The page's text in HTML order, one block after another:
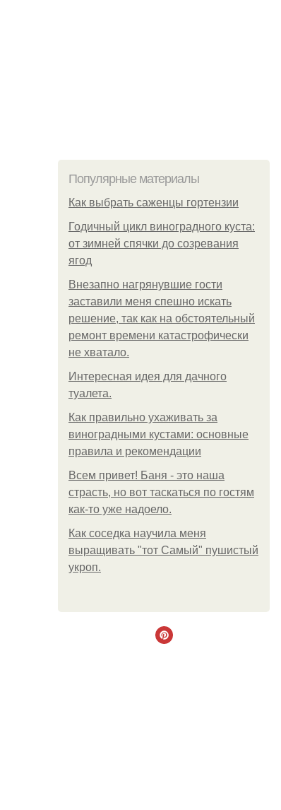
Популярные материалы
Как выбрать саженцы гортензии
Годичный цикл виноградного куста:
от зимней спячки до созревания
ягод
Внезапно нагрянувшие гости
заставили меня спешно искать
решение, так как на обстоятельный
ремонт времени катастрофически
не хватало.
Интересная идея для дачного
туалета.
Как правильно ухаживать за
виноградными кустами: основные
правила и рекомендации
Всем привет! Баня - это наша
страсть, но вот таскаться по гостям
как-то уже надоело.
Как соседка научила меня
выращивать "тот Самый" пушистый
укроп.